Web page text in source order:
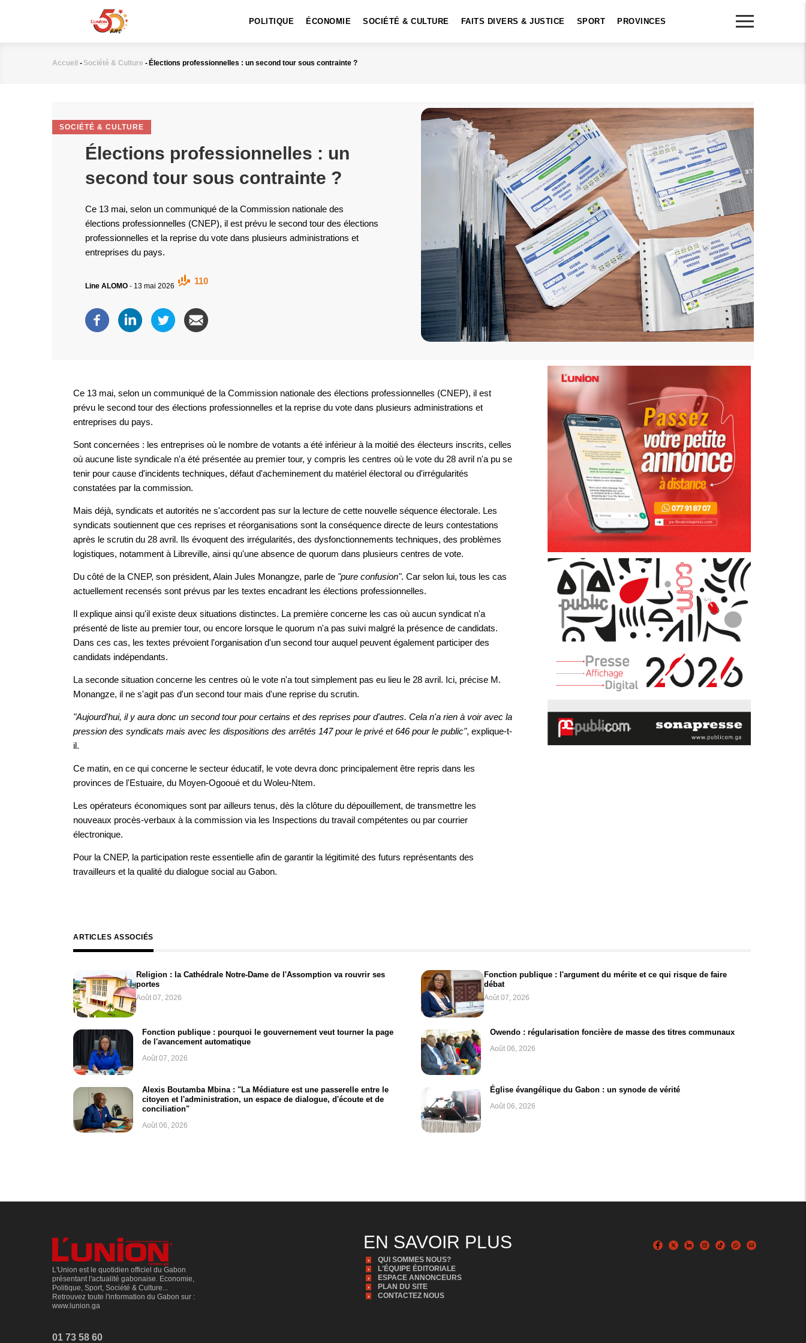
POLITIQUE ÉCONOMIE SOCIÉTÉ & CULTURE FAITS DIVERS & JUSTICE SPORT PROVINCES
Fil
Accueil - Société & Culture - Élections professionnelles : un second tour sous contrainte ?
SOCIÉTÉ & CULTURE
Élections professionnelles : un
second tour sous contrainte ?
Ce 13 mai, selon un communiqué de la Commission nationale des
élections professionnelles (CNEP), il est prévu le second tour des élections
professionnelles et la reprise du vote dans plusieurs administrations et
entreprises du pays.
Line ALOMO - 13 mai 2026
110
Ce 13 mai, selon un communiqué de la Commission nationale des élections professionnelles (CNEP), il est
prévu le second tour des élections professionnelles et la reprise du vote dans plusieurs administrations et
entreprises du pays.
Sont concernées : les entreprises où le nombre de votants a été inférieur à la moitié des électeurs inscrits, celles
où aucune liste syndicale n'a été présentée au premier tour, y compris les centres où le vote du 28 avril n'a pu se
tenir pour cause d'incidents techniques, défaut d'acheminement du matériel électoral ou d'irrégularités
constatées par la commission.
Mais déjà, syndicats et autorités ne s'accordent pas sur la lecture de cette nouvelle séquence électorale. Les
syndicats soutiennent que ces reprises et réorganisations sont la conséquence directe de leurs contestations
après le scrutin du 28 avril. Ils évoquent des irrégularités, des dysfonctionnements techniques, des problèmes
logistiques, notamment à Libreville, ainsi qu'une absence de quorum dans plusieurs centres de vote.
Du côté de la CNEP, son président, Alain Jules Monangze, parle de "pure confusion". Car selon lui, tous les cas
actuellement recensés sont prévus par les textes encadrant les élections professionnelles.
Il explique ainsi qu'il existe deux situations distinctes. La première concerne les cas où aucun syndicat n'a
présenté de liste au premier tour, ou encore lorsque le quorum n'a pas suivi malgré la présence de candidats.
Dans ces cas, les textes prévoient l'organisation d'un second tour auquel peuvent également participer des
candidats indépendants.
La seconde situation concerne les centres où le vote n'a tout simplement pas eu lieu le 28 avril. Ici, précise M.
Monangze, il ne s'agit pas d'un second tour mais d'une reprise du scrutin.
"Aujourd'hui, il y aura donc un second tour pour certains et des reprises pour d'autres. Cela n'a rien à voir avec la
pression des syndicats mais avec les dispositions des arrêtés 147 pour le privé et 646 pour le public", explique-t-
il.
Ce matin, en ce qui concerne le secteur éducatif, le vote devra donc principalement être repris dans les
provinces de l'Estuaire, du Moyen-Ogooué et du Woleu-Ntem.
Les opérateurs économiques sont par ailleurs tenus, dès la clôture du dépouillement, de transmettre les
nouveaux procès-verbaux à la commission via les Inspections du travail compétentes ou par courrier
électronique.
Pour la CNEP, la participation reste essentielle afin de garantir la légitimité des futurs représentants des
travailleurs et la qualité du dialogue social au Gabon.
ARTICLES ASSOCIÉS
Religion : la Cathédrale Notre-Dame de l'Assomption va rouvrir ses
portes
Août 07, 2026
Fonction publique : l'argument du mérite et ce qui risque de faire
débat
Août 07, 2026
Fonction publique : pourquoi le gouvernement veut tourner la page
de l'avancement automatique
Août 07, 2026
Owendo : régularisation foncière de masse des titres communaux
Août 06, 2026
Alexis Boutamba Mbina : "La Médiature est une passerelle entre le
citoyen et l'administration, un espace de dialogue, d'écoute et de
conciliation"
Août 06, 2026
Église évangélique du Gabon : un synode de vérité
Août 06, 2026
L'Union est le quotidien officiel du Gabon
présentant l'actualité gabonaise. Economie,
Politique, Sport, Société & Culture...
Retrouvez toute l'information du Gabon sur :
www.lunion.ga
01 73 58 60
EN SAVOIR PLUS
QUI SOMMES NOUS?
L'ÉQUIPE ÉDITORIALE
ESPACE ANNONCEURS
PLAN DU SITE
CONTACTEZ NOUS